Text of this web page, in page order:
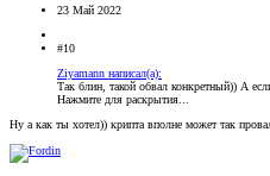
23 Май 2022
#10
Ziyamann написал(а):
Так блин, такой обвал конкретный)) А
Нажмите для раскрытия...
Ну а как ты хотел)) крипта вполне может так